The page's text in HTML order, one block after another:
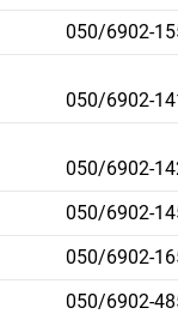
050/6902-
050/6902-
050/6902-
050/6902-
050/6902-
050/6902-